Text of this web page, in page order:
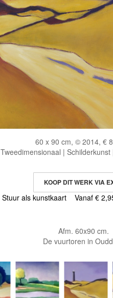
60 x 90 cm, © 2014, €
Tweedimensionaal |
KOOP DIT WERK VIA
Stuur als kunstkaart Vanaf €
Afm. 60x90 cm.
De vuurtoren in